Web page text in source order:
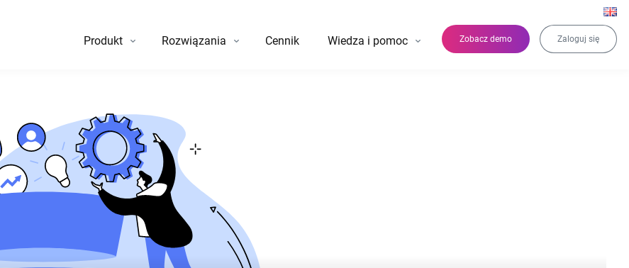
Zobacz demo Zaloguj się
Produkt Rozwiązania Cennik Wiedza i pomoc